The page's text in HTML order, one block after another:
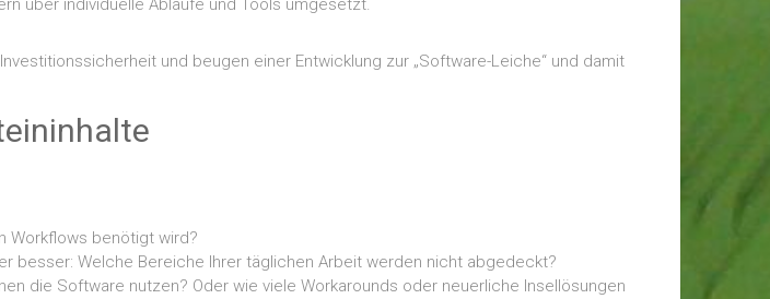
über individuelle Abläufe und Tools umgesetzt.
und beugen einer Entwicklung zur „Software-Leiche“ und damit
Workflows benötigt wird?
besser: Welche Bereiche Ihrer täglichen Arbeit werden nicht abgedeckt?
die Software nutzen? Oder wie viele Workarounds oder neuerliche Insellösungen